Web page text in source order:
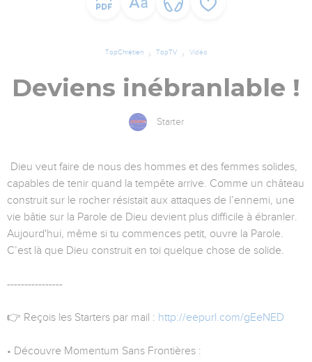
TopChrétien TopTV Vidéo
Deviens inébranlable !
Starter
Dieu veut faire de nous des hommes et des femmes solides,
capables de tenir quand la tempête arrive. Comme un château
construit sur le rocher résistait aux attaques de l’ennemi, une
vie bâtie sur la Parole de Dieu devient plus difficile à ébranler.
Aujourd'hui, même si tu commences petit, ouvre la Parole.
C’est là que Dieu construit en toi quelque chose de solide.
----------------
👉 Reçois les Starters par mail : http://eepurl.com/gEeNED
• Découvre Momentum Sans Frontières :